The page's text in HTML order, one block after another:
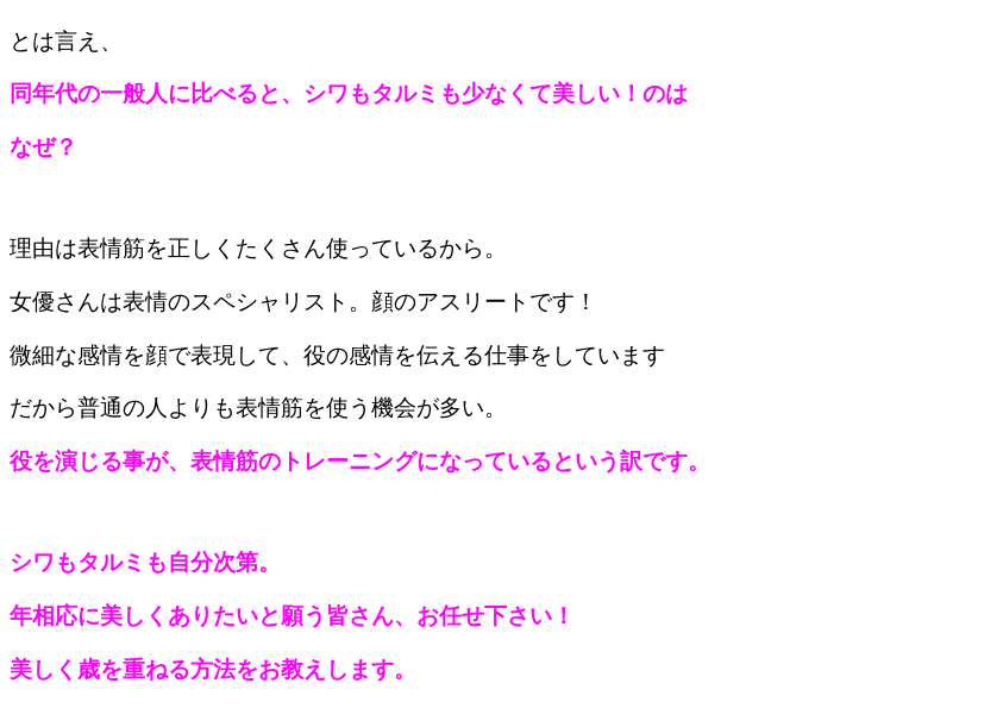
とは言え、
同年代の一般人に比べると、シワもタルミも少なくて美しい！のは
なぜ？
理由は表情筋を正しくたくさん使っているから。
女優さんは表情のスペシャリスト。顔のアスリートです！
微細な感情を顔で表現して、役の感情を伝える仕事をしています
だから普通の人よりも表情筋を使う機会が多い。
役を演じる事が、表情筋のトレーニングになっているという訳です。
シワもタルミも自分次第。
年相応に美しくありたいと願う皆さん、お任せ下さい！
美しく歳を重ねる方法をお教えします。